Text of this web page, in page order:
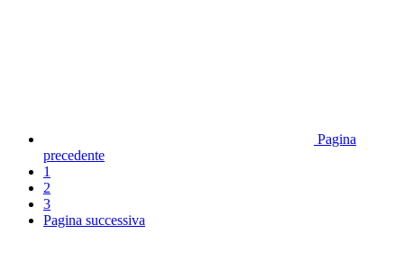
Pagina
precedente
1
2
3
Pagina successiva